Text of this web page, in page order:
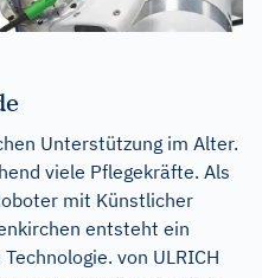
Unterstützung im Alter.
viele Pflegekräfte. Als
mit Künstlicher
entsteht ein
von ULRICH